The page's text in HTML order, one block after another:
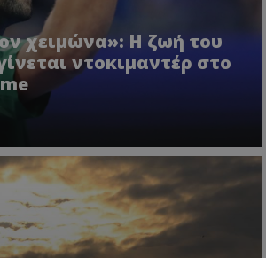
χειμώνα»: Η ζωή του
ντοκιμαντέρ στο